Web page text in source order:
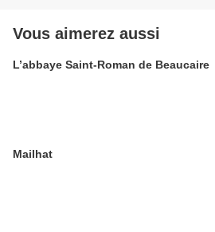
Vous aimerez aussi
L’abbaye Saint-Roman de Beaucaire
Mailhat